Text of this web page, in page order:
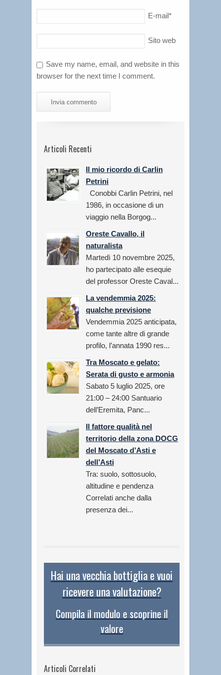
E-mail*
Sito web
Save my name, email, and website in this
browser for the next time I comment.
Articoli Recenti
Il mio ricordo di Carlin
Petrini
Conobbi Carlin Petrini, nel
1986, in occasione di un
viaggio nella Borgog...
Oreste Cavallo, il
naturalista
Martedì 10 novembre 2025,
ho partecipato alle esequie
del professor Oreste Caval...
La vendemmia 2025:
qualche previsione
Vendemmia 2025 anticipata,
come tante altre di grande
profilo, l’annata 1990 res...
Tra Moscato e gelato:
Serata di gusto e armonia
Sabato 5 luglio 2025, ore
21:00 – 24:00 Santuario
dell’Eremita, Panc...
Il fattore qualità nel
territorio della zona DOCG
del Moscato d’Asti e
dell’Asti
Tra: suolo, sottosuolo,
altitudine e pendenza
Correlati anche dalla
presenza dei...
Hai una vecchia bottiglia e vuoi
ricevere una valutazione?
Compila il modulo e scoprine il
valore
Articoli Correlati